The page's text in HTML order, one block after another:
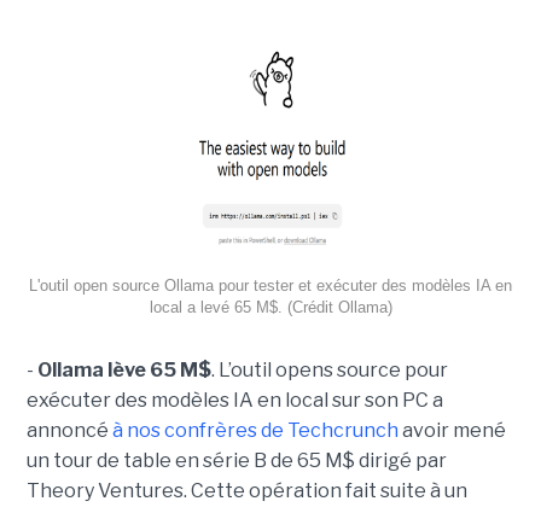
L'outil open source Ollama pour tester et exécuter des modèles IA en
local a levé 65 M$. (Crédit Ollama)
- Ollama lève 65 M$. L’outil opens source pour
exécuter des modèles IA en local sur son PC a
annoncé à nos confrères de Techcrunch avoir mené
un tour de table en série B de 65 M$ dirigé par
Theory Ventures. Cette opération fait suite à un